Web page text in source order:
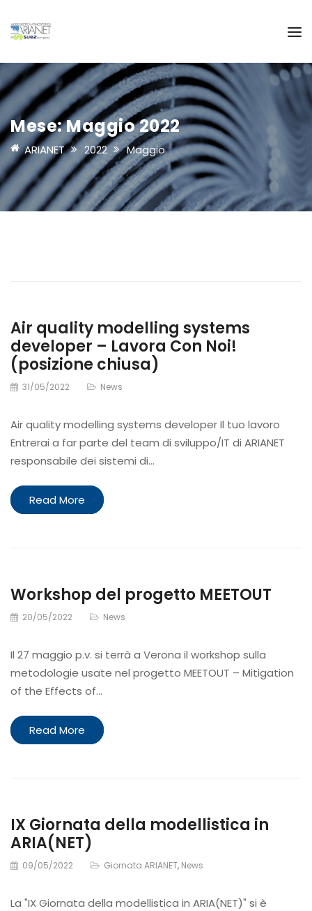
Mese:Maggio 2022
ARIANET 2022 Maggio
Air quality modelling systems
developer – Lavora Con Noi!
(posizione chiusa)
31/05/2022 News
Air quality modelling systems developer Il tuo lavoro
Entrerai a far parte del team di sviluppo/IT di ARIANET
responsabile dei sistemi di…
Read More
Workshop del progetto MEETOUT
20/05/2022 News
Il 27 maggio p.v. si terrà a Verona il workshop sulla
metodologie usate nel progetto MEETOUT – Mitigation
of the Effects of…
Read More
IX Giornata della modellistica in
ARIA(NET)
09/05/2022 Giornata ARIANET, News
La "IX Giornata della modellistica in ARIA(NET)" si è